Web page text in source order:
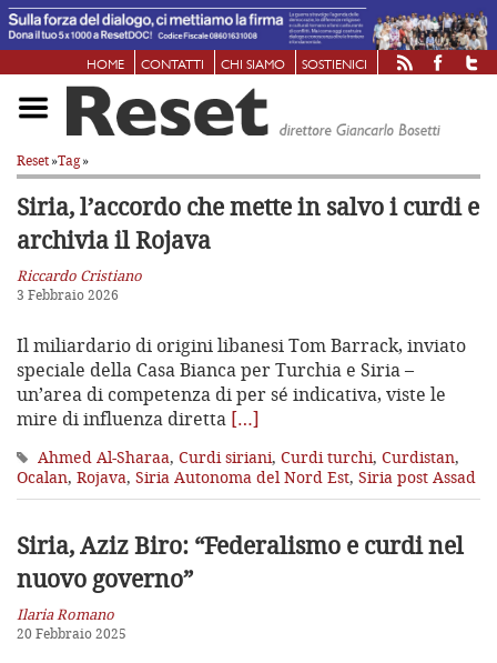
HOME CONTATTI CHI SIAMO SOSTIENICI
Reset»Tag»
Siria, l’accordo che mette in salvoi curdi e
archivia il Rojava
Riccardo Cristiano
3 Febbraio 2026
Il miliardario di origini libanesi Tom Barrack, inviato
speciale della Casa Bianca per Turchia e Siria –
un’area di competenza di per sé indicativa, viste le
mire di influenza diretta […]
Ahmed Al-Sharaa, Curdi siriani, Curdi turchi, Curdistan,
Ocalan, Rojava, Siria Autonoma del Nord Est, Siria post Assad
Siria, Aziz Biro: “Federalismo e curdi nel
nuovo governo”
Ilaria Romano
20 Febbraio 2025